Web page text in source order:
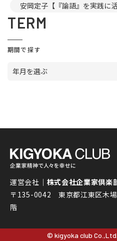
安岡定子【『論語』を実践に活
TERM
期間で探す
年月を選ぶ
運営会社｜ 株式会社企業家倶楽
〒135-0042 東京都江東区木
階
© kigyoka club